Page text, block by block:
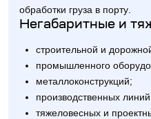
обработки груза в порту.
Негабаритные и
строительной и
промышленного
металлоконструкций;
производственных
тяжеловесных и